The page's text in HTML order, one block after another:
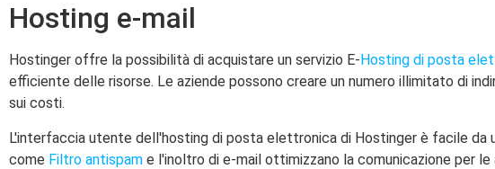
Hosting e-mail
Hostinger offre la possibilità di acquistare un servizio E- Hosting di posta
efficiente delle risorse. Le aziende possono creare un numero illimitato di
sui costi.
L'interfaccia utente dell'hosting di posta elettronica di Hostinger è facile
come Filtro antispam e l'inoltro di e-mail ottimizzano la comunicazione per le